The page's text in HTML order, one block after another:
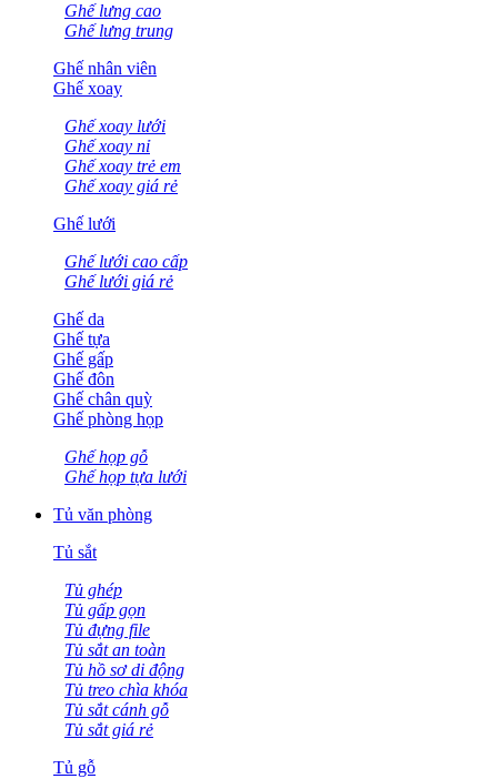
Ghế lưng cao
Ghế lưng trung
Ghế nhân viên
Ghế xoay
Ghế xoay lưới
Ghế xoay nỉ
Ghế xoay trẻ em
Ghế xoay giá rẻ
Ghế lưới
Ghế lưới cao cấp
Ghế lưới giá rẻ
Ghế da
Ghế tựa
Ghế gấp
Ghế đôn
Ghế chân quỳ
Ghế phòng họp
Ghế họp gỗ
Ghế họp tựa lưới
Tủ văn phòng
Tủ sắt
Tủ ghép
Tủ gấp gọn
Tủ đựng file
Tủ sắt an toàn
Tủ hồ sơ di động
Tủ treo chìa khóa
Tủ sắt cánh gỗ
Tủ sắt giá rẻ
Tủ gỗ